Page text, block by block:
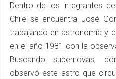
Dentro de los integrantes
Chile se encuentra José
trabajando en astronomía y
en el año 1981 con la
Buscando supernovas,
observó este astro que